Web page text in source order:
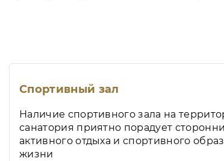
Спортивный зал
Наличие спортивного зала на
санатория приятно порадует
активного отдыха и спортивного
жизни